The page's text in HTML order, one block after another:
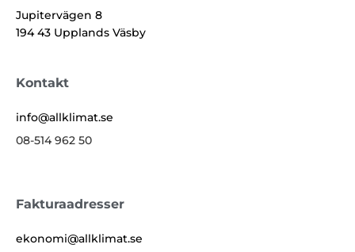
Jupitervägen 8
194 43 Upplands Väsby
Kontakt
info@allklimat.se
08-514 962 50
Fakturaadresser
ekonomi@allklimat.se